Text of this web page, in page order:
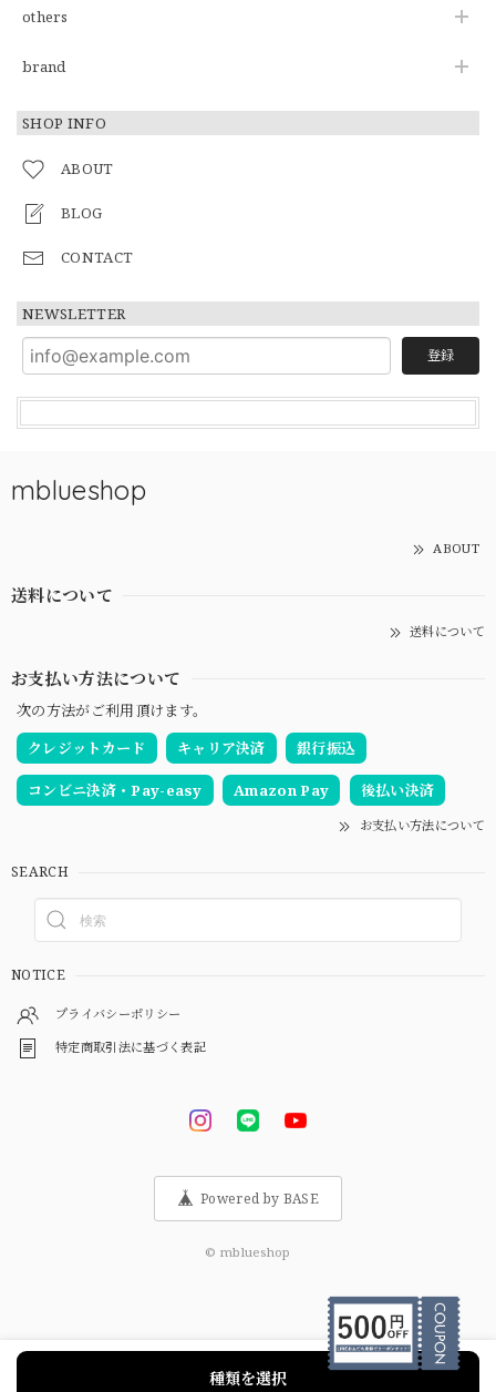
others
brand
SHOP INFO
ABOUT
BLOG
CONTACT
NEWSLETTER
登録
mblueshop
ABOUT
送料について
送料について
お支払い方法について
次の方法がご利用頂けます。
クレジットカード
キャリア決済 銀行振込
コンビニ決済・Pay-easy Amazon Pay 後払い決済
お支払い方法について
SEARCH
NOTICE
プライバシーポリシー
特定商取引法に基づく表記
Powered by BASE
© mblueshop
種類を選択